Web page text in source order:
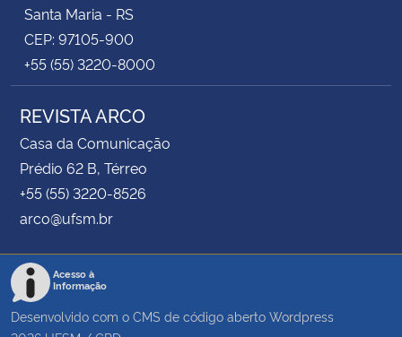
Santa Maria - RS
CEP: 97105-900
+55 (55) 3220-8000
REVISTA ARCO
Casa da Comunicação
Prédio 62 B, Térreo
+55 (55) 3220-8526
arco@ufsm.br
Acesso à
Informação
Desenvolvido com o CMS de código aberto Wordpress